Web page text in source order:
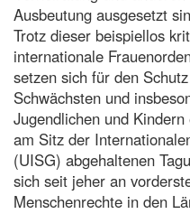
Ausbeutung ausgesetzt
Trotz dieser beispiellos
internationale
setzen sich für den
Schwächsten und
Jugendlichen und
am Sitz der
(UISG) abgehaltenen
sich seit jeher an
Menschenrechte in den